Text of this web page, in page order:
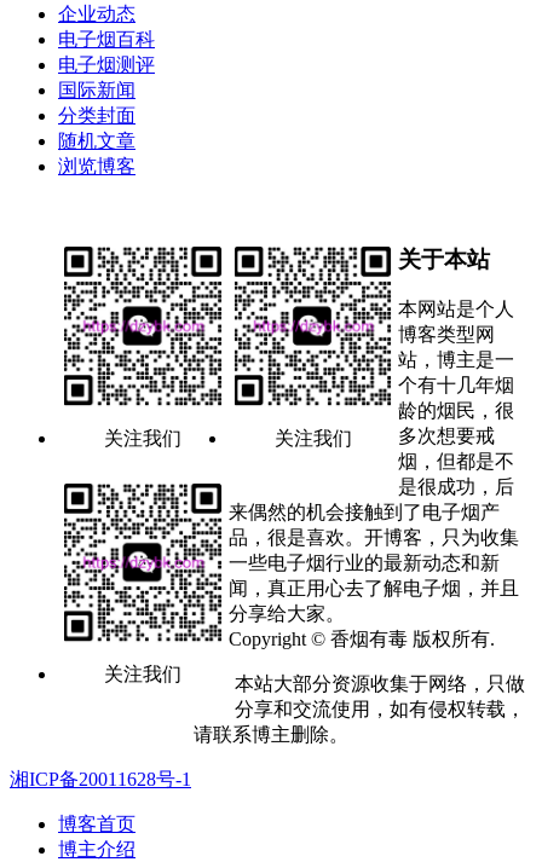
企业动态
电子烟百科
电子烟测评
国际新闻
分类封面
随机文章
浏览博客
关注我们 关注我们
关注我们
关于本站
本网站是个人
博客类型网
站，博主是一
个有十几年烟
龄的烟民，很
多次想要戒
烟，但都是不
是很成功，后
来偶然的机会接触到了电子烟产
品，很是喜欢。开博客，只为收集
一些电子烟行业的最新动态和新
闻，真正用心去了解电子烟，并且
分享给大家。
Copyright © 香烟有毒 版权所有.
本站大部分资源收集于网络，只做
分享和交流使用，如有侵权转载，
请联系博主删除。
湘ICP备20011628号-1
博客首页
博主介绍